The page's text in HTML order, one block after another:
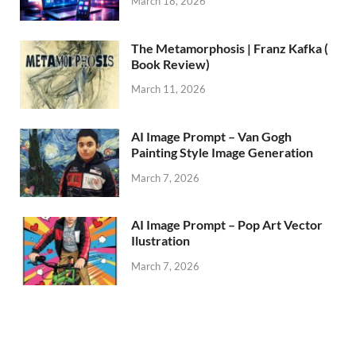
The Metamorphosis | Franz Kafka (
Book Review)
March 11, 2026
AI Image Prompt – Van Gogh
Painting Style Image Generation
March 7, 2026
AI Image Prompt – Pop Art Vector
Ilustration
March 7, 2026